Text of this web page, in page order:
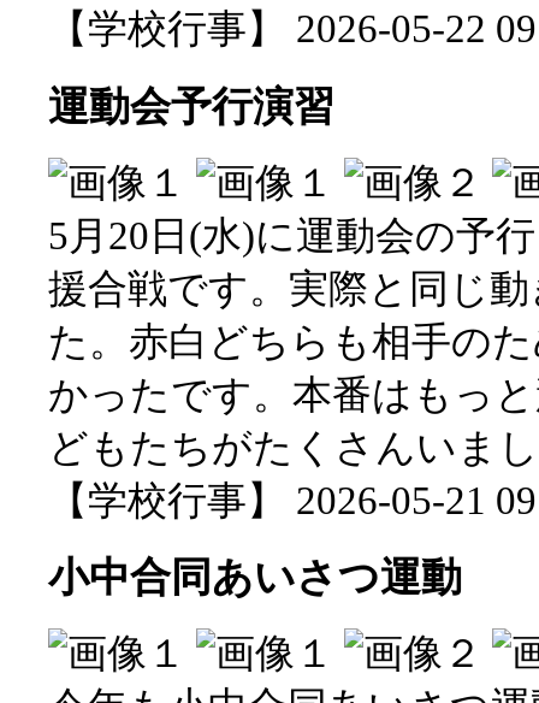
【学校行事】 2026-05-22
運動会予行演習
5月20日(水)に運動会の予
援合戦です。実際と同じ
た。赤白どちらも相手の
かったです。本番はもっ
どもたちがたくさんいま
【学校行事】 2026-05-21
小中合同あいさつ運動